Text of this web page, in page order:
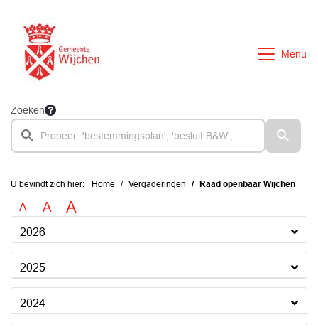
Ga naar de inhoud van deze pagina
Ga naar het zoeken
Ga naar het menu
Menu
Zoeken
U bevindt zich hier: Home Vergaderingen Raad openbaar Wijchen
A A A
2026
2025
2024